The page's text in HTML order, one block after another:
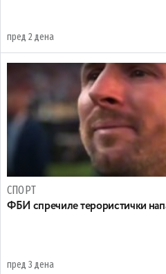
пред 2 дена
СПОРТ
ФБИ спречиле терористички
пред 3 дена